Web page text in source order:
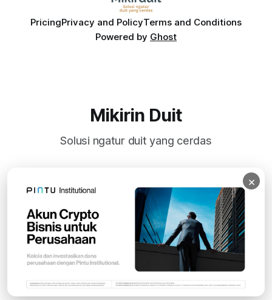
PricingPrivacy and PolicyTerms and Conditions
Powered by Ghost
Mikirin Duit
Solusi ngatur duit yang cerdas
Subscribe
×